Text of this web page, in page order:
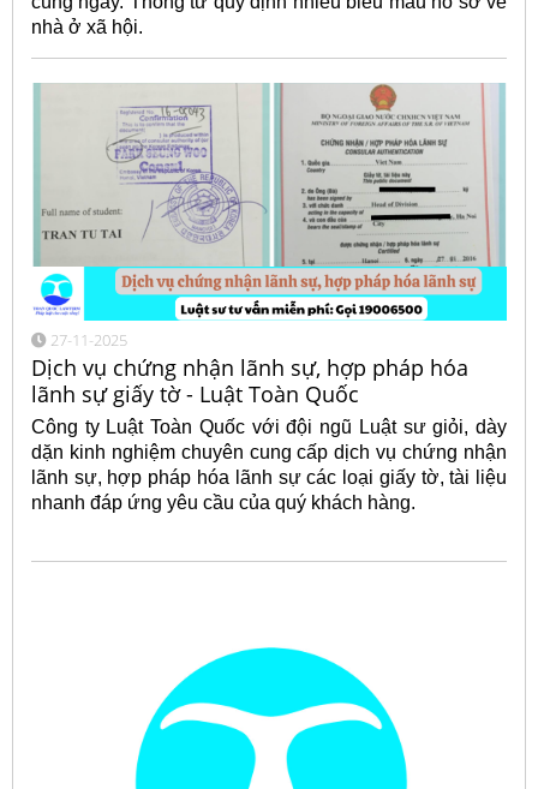
nhà ở xã hội.
27-11-2025
Dịch vụ chứng nhận lãnh sự, hợp pháp hóa
lãnh sự giấy tờ - Luật Toàn Quốc
Công ty Luật Toàn Quốc với đội ngũ Luật sư giỏi, dày
dặn kinh nghiệm chuyên cung cấp dịch vụ chứng nhận
lãnh sự, hợp pháp hóa lãnh sự các loại giấy tờ, tài liệu
nhanh đáp ứng yêu cầu của quý khách hàng.